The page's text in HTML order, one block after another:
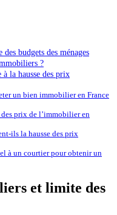
budgets des ménages
?
la hausse des prix
un bien immobilier en France
des prix de l’immobilier en
ils la hausse des prix
à un courtier pour obtenir un
et limite des